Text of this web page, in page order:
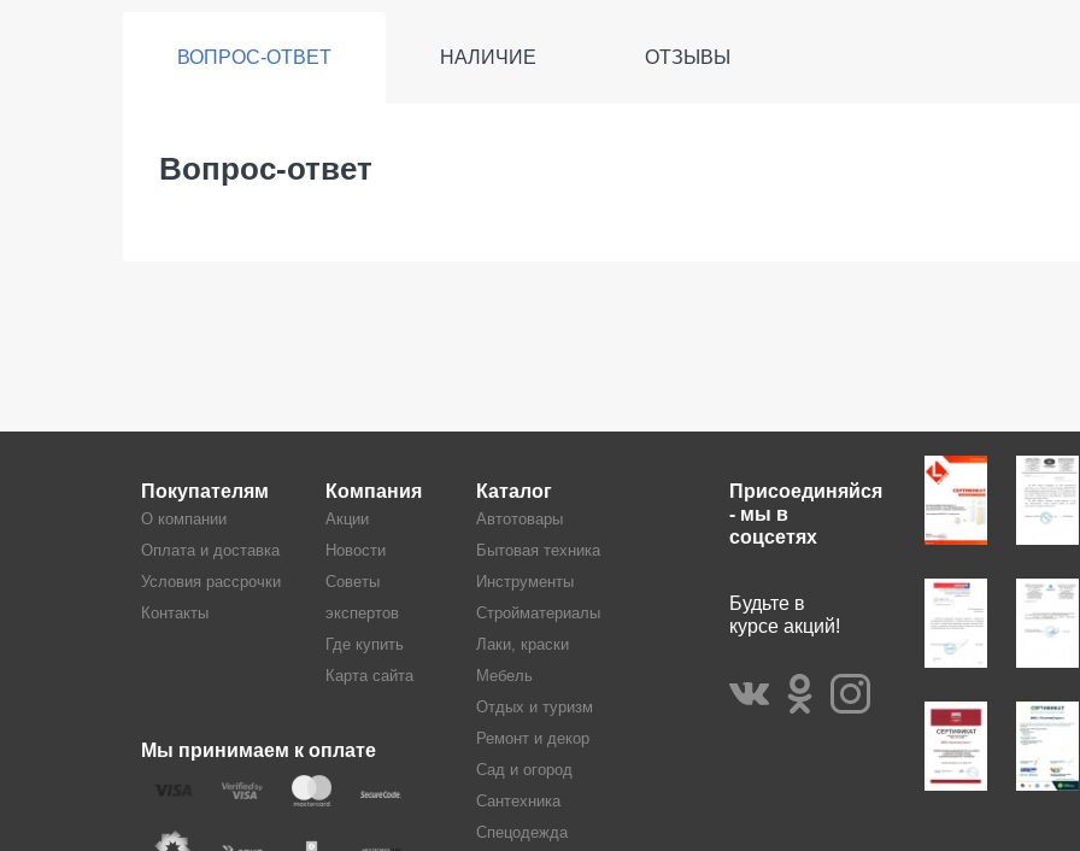
ВОПРОС-ОТВЕТ НАЛИЧИЕ ОТЗЫВЫ
Вопрос-ответ
Покупателям
О компании
Оплата и доставка
Условия рассрочки
Контакты
Компания
Акции
Новости
Советы
экспертов
Где купить
Карта сайта
Мы принимаем к оплате
Каталог
Автотовары
Бытовая техника
Инструменты
Стройматериалы
Лаки, краски
Мебель
Отдых и туризм
Ремонт и декор
Сад и огород
Сантехника
Спецодежда
Присоединяйся
- мы в
соцсетях
Будьте в
курсе акций!